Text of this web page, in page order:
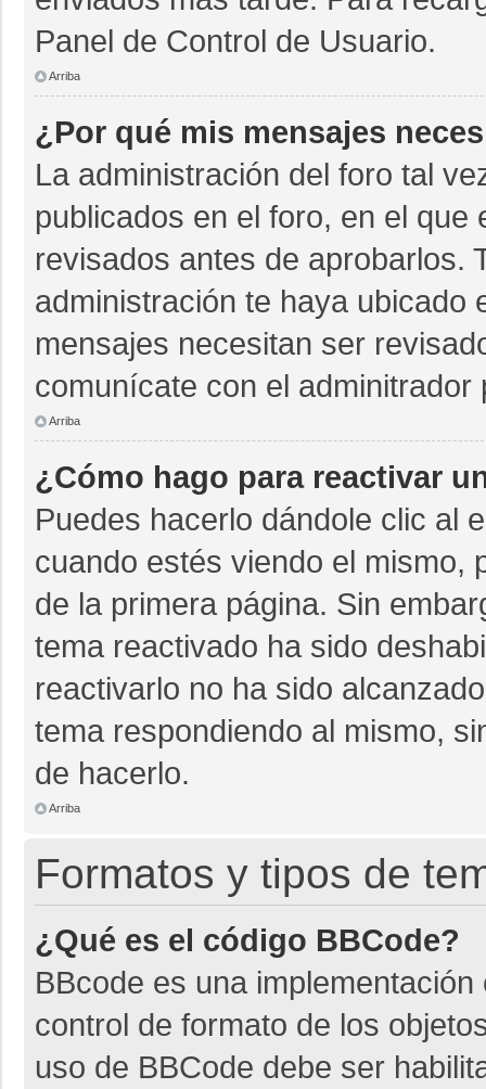
Panel de Control de Usuario.
Arriba
¿Por qué mis mensajes
La administración del foro tal
publicados en el foro, en el
revisados antes de aprobarlos.
administración te haya ubicado
mensajes necesitan ser
comunícate con el
Arriba
¿Cómo hago para reactivar
Puedes hacerlo dándole clic al
cuando estés viendo el mismo,
de la primera página. Sin
tema reactivado ha sido
reactivarlo no ha sido
tema respondiendo al mismo,
de hacerlo.
Arriba
Formatos y tipos de
¿Qué es el código BBCode?
BBcode es una
control de formato de los
uso de BBCode debe ser